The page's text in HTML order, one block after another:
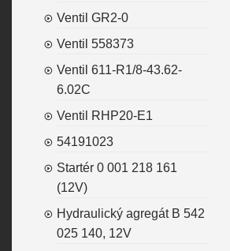
Ventil GR2-0
Ventil 558373
Ventil 611-R1/8-43.62-
6.02C
Ventil RHP20-E1
54191023
Startér 0 001 218 161
(12V)
Hydraulický agregát B 542
025 140, 12V